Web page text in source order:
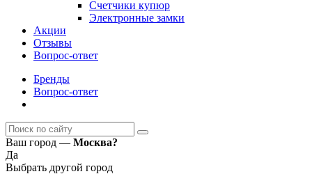
Счетчики купюр
Электронные замки
Акции
Отзывы
Вопрос-ответ
Бренды
Вопрос-ответ
Ваш город — Москва?
Да
Выбрать другой город